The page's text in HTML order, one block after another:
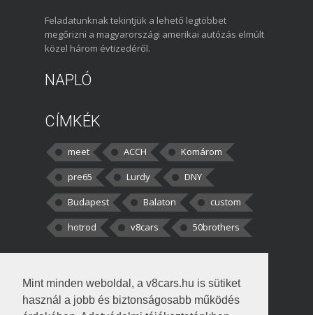
Mint minden weboldal, a v8cars.hu is sütiket
használ a jobb és biztonságosabb működés
Feladatunknak tekintjük a lehető legtöbbet
megőrizni a magyarországi amerikai autózás elmúlt
közel három évtizedéről.
NAPLÓ
CÍMKÉK
meet ACCH
Komárom
pre65
Lurdy
DNY
Budapest
Balaton
custom
hotrod
v8cars 50brothers
kortisz:Elszúrtam! Én csak két
darabbaal számoltam. Nem tudtam, hogy fél autót,